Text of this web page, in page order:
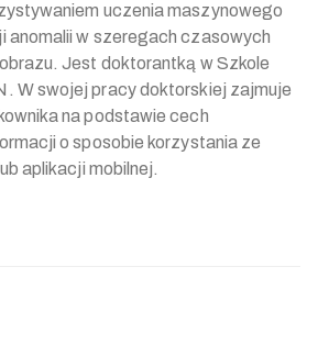
uczenia maszynowego
anomalii w szeregach czasowych
Jest doktorantką w Szkole
W swojej pracy doktorskiej zajmuje
na podstawie cech
o sposobie korzystania ze
aplikacji mobilnej.